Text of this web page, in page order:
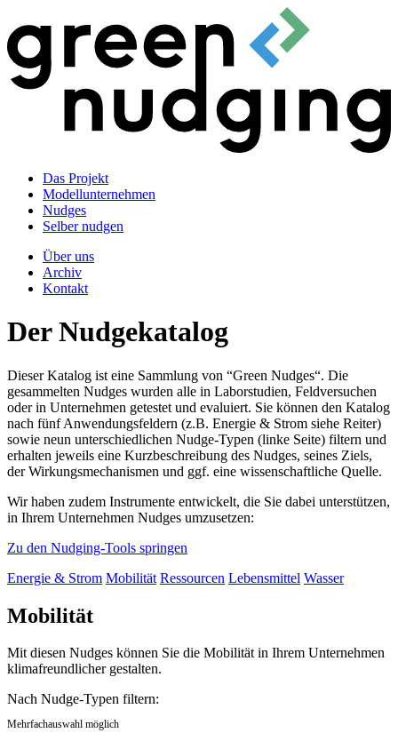
Das Projekt
Modellunternehmen
Nudges
Selber nudgen
Über uns
Archiv
Kontakt
Der Nudgekatalog
Dieser Katalog ist eine Sammlung von “Green Nudges“. Die
gesammelten Nudges wurden alle in Laborstudien, Feldversuchen
oder in Unternehmen getestet und evaluiert. Sie können den Katalog
nach fünf Anwendungsfeldern (z.B. Energie & Strom siehe Reiter)
sowie neun unterschiedlichen Nudge-Typen (linke Seite) filtern und
erhalten jeweils eine Kurzbeschreibung des Nudges, seines Ziels,
der Wirkungsmechanismen und ggf. eine wissenschaftliche Quelle.
Wir haben zudem Instrumente entwickelt, die Sie dabei unterstützen,
in Ihrem Unternehmen Nudges umzusetzen:
Zu den Nudging-Tools springen
Energie & Strom Mobilität Ressourcen Lebensmittel Wasser
Mobilität
Mit diesen Nudges können Sie die Mobilität in Ihrem Unternehmen
klimafreundlicher gestalten.
Nach Nudge-Typen filtern:
Mehrfachauswahl möglich